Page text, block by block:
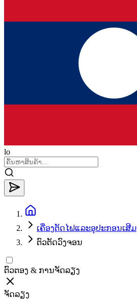
lo
ເຄື່ອງຕັດໄຟແລະອຸປະກອນເສີມ
ຕົວຕັດວົງຈອນ
ຕົວຕອງ & ການຈັດລຽງ
ຈັດລຽງ